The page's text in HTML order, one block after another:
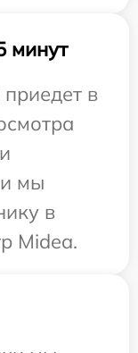
минут
в
мы
в
Midea.